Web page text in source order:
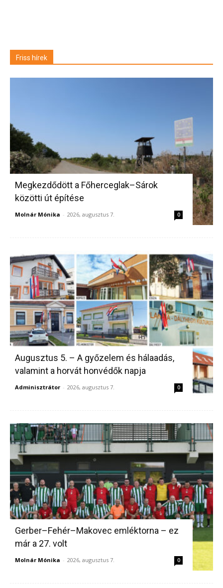
Friss hírek
Megkezdődött a Főherceglak–Sárok
közötti út építése
Molnár Mónika - 2026, augusztus 7. 0
Augusztus 5. – A győzelem és hálaadás,
valamint a horvát honvédők napja
Adminisztrátor - 2026, augusztus 7. 0
Gerber–Fehér–Makovec emléktorna – ez
már a 27. volt
Molnár Mónika - 2026, augusztus 7. 0